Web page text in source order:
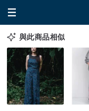
與此商品相似